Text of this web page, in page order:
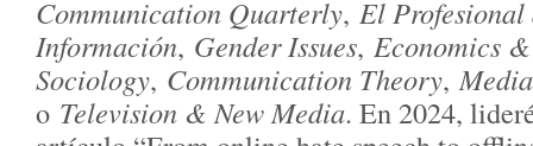
Communication Quarterly, El Profesional
Información, Gender Issues, Economics &
Sociology, Communication Theory,
o Television & New Media. En 2024,